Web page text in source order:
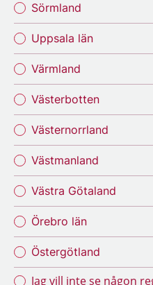
Sörmland
Uppsala län
Värmland
Västerbotten
Västernorrland
Västmanland
Västra Götaland
Örebro län
Östergötland
Jag vill inte se någon